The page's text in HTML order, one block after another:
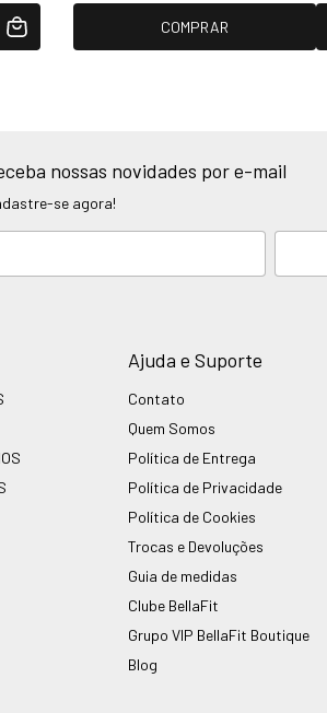
COMPRAR
nossas novidades por e-mail
se agora!
Ajuda e Suporte
Contato
Quem Somos
Política de Entrega
Política de Privacidade
Política de Cookies
Trocas e Devoluções
Guia de medidas
Clube BellaFit
Grupo VIP BellaFit Boutique
Blog